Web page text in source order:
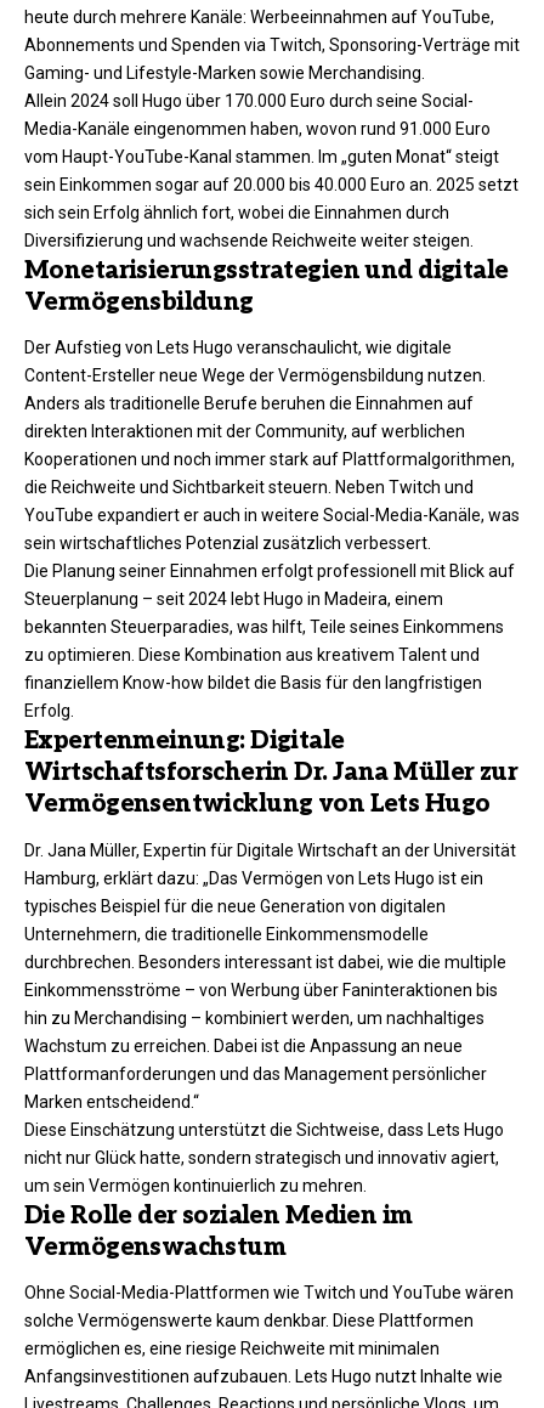
heute durch mehrere Kanäle: Werbeeinnahmen auf YouTube,
Abonnements und Spenden via Twitch, Sponsoring-Verträge mit
Gaming- und Lifestyle-Marken sowie Merchandising.
Allein 2024 soll Hugo über 170.000 Euro durch seine Social-
Media-Kanäle eingenommen haben, wovon rund 91.000 Euro
vom Haupt-YouTube-Kanal stammen. Im „guten Monat“ steigt
sein Einkommen sogar auf 20.000 bis 40.000 Euro an. 2025 setzt
sich sein Erfolg ähnlich fort, wobei die Einnahmen durch
Diversifizierung und wachsende Reichweite weiter steigen.​
Monetarisierungsstrategien und digitale
Vermögensbildung
Der Aufstieg von Lets Hugo veranschaulicht, wie digitale
Content-Ersteller neue Wege der Vermögensbildung nutzen.
Anders als traditionelle Berufe beruhen die Einnahmen auf
direkten Interaktionen mit der Community, auf werblichen
Kooperationen und noch immer stark auf Plattformalgorithmen,
die Reichweite und Sichtbarkeit steuern. Neben Twitch und
YouTube expandiert er auch in weitere Social-Media-Kanäle, was
sein wirtschaftliches Potenzial zusätzlich verbessert.
Die Planung seiner Einnahmen erfolgt professionell mit Blick auf
Steuerplanung – seit 2024 lebt Hugo in Madeira, einem
bekannten Steuerparadies, was hilft, Teile seines Einkommens
zu optimieren. Diese Kombination aus kreativem Talent und
finanziellem Know-how bildet die Basis für den langfristigen
Erfolg.
Expertenmeinung: Digitale
Wirtschaftsforscherin Dr. Jana Müller zur
Vermögensentwicklung von Lets Hugo
Dr. Jana Müller, Expertin für Digitale Wirtschaft an der Universität
Hamburg, erklärt dazu: „Das Vermögen von Lets Hugo ist ein
typisches Beispiel für die neue Generation von digitalen
Unternehmern, die traditionelle Einkommensmodelle
durchbrechen. Besonders interessant ist dabei, wie die multiple
Einkommensströme – von Werbung über Faninteraktionen bis
hin zu Merchandising – kombiniert werden, um nachhaltiges
Wachstum zu erreichen. Dabei ist die Anpassung an neue
Plattformanforderungen und das Management persönlicher
Marken entscheidend.“
Diese Einschätzung unterstützt die Sichtweise, dass Lets Hugo
nicht nur Glück hatte, sondern strategisch und innovativ agiert,
um sein Vermögen kontinuierlich zu mehren.​
Die Rolle der sozialen Medien im
Vermögenswachstum
Ohne Social-Media-Plattformen wie Twitch und YouTube wären
solche Vermögenswerte kaum denkbar. Diese Plattformen
ermöglichen es, eine riesige Reichweite mit minimalen
Anfangsinvestitionen aufzubauen. Lets Hugo nutzt Inhalte wie